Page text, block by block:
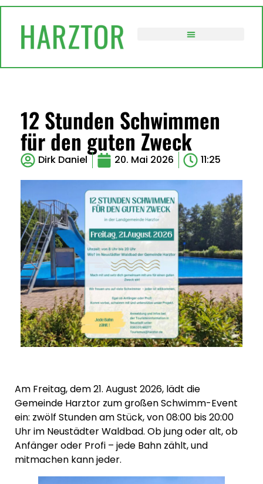
12 Stunden Schwimmen
für den guten Zweck
Dirk Daniel 20. Mai 2026 11:25
Am Freitag, dem 21. August 2026, lädt die
Gemeinde Harztor zum großen Schwimm-Event
ein: zwölf Stunden am Stück, von 08:00 bis 20:00
Uhr im Neustädter Waldbad. Ob jung oder alt, ob
Anfänger oder Profi – jede Bahn zählt, und
mitmachen kann jeder.